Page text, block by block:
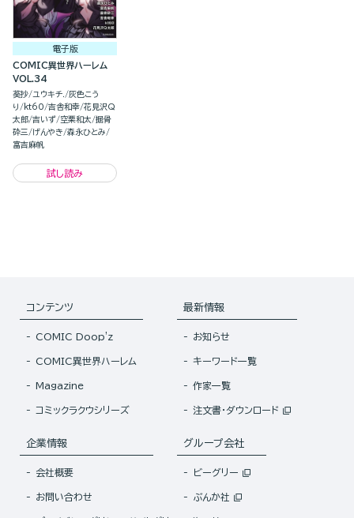
電子版
COMIC異世界ハーレム
VOL.34
葵抄 ユウキチ. 灰色こう
り
kt60 吉舎和幸 花見沢Q
太郎 吉いず 空栗和太 掘骨
砕三
げんやき 森永ひとみ
富吉麻帆
試し読み
コンテンツ
COMIC Doop'z
COMIC異世界ハーレム
Magazine
コミックラクウシリーズ
最新情報
お知らせ
キーワード一覧
作家一覧
注文書・ダウンロード
企業情報
会社概要
お問い合わせ
グループ会社
ビーグリー
ぶんか社